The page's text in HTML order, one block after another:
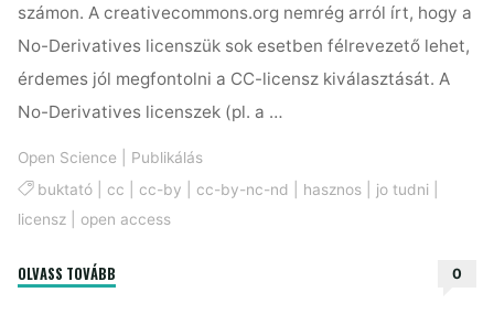
számon. A creativecommons.org nemrég arról írt, hogy a
No-Derivatives licenszük sok esetben félrevezető lehet,
érdemes jól megfontolni a CC-licensz kiválasztását. A
No-Derivatives licenszek (pl. a …
Open Science
Publikálás
buktató| cc cc-by cc-by-nc-nd hasznos| jo tudni|
licensz
open access
OLVASS TOVÁBB 0